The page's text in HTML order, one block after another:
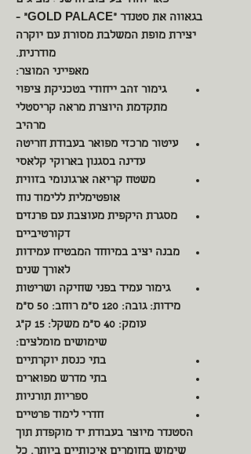
בגאווה את סטנדר "GOLD PALACE" -
יצירת מופת המשלבת מסורת עם יוקרה
מודרנית.
מאפייני המוצר:
גימור זהב ייחודי בטכניקת ציפוי
מתקדמת היוצרת מראה קריסטלי
מרהיב
עיטור מרכזי מפואר בעבודת חריטה
עדינה בסגנון בארוקי קלאסי
משטח קריאה ארגונומי בזווית
אופטימלית ללימוד נוח
מסגרת היקפית מעוצבת עם פרנזים
דקורטיביים
מבנה יציב במיוחד המבטיח עמידות
לאורך שנים
גימור עמיד בפני שחיקה ושריטות
מידות: גובה: 120 ס"מ רוחב: 50 ס"מ
עומק: 40 ס"מ משקל: 15 ק"ג
שימושים מומלצים:
בתי כנסת יוקרתיים
בתי מדרש מפוארים
ספריות תורניות
חדרי לימוד פרטיים
הסטנדר מיוצר בעבודת יד מוקפדת תוך